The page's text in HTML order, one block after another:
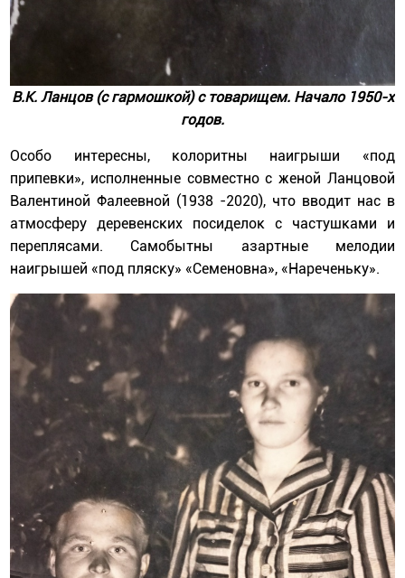
В.К. Ланцов (с гармошкой) с товарищем. Начало 1950-х
годов.
Особо интересны, колоритны наигрыши «под
припевки», исполненные совместно с женой Ланцовой
Валентиной Фалеевной (1938 -2020), что вводит нас в
атмосферу деревенских посиделок с частушками и
переплясами. Самобытны азартные мелодии
наигрышей «под пляску» «Семеновна», «Нареченьку».